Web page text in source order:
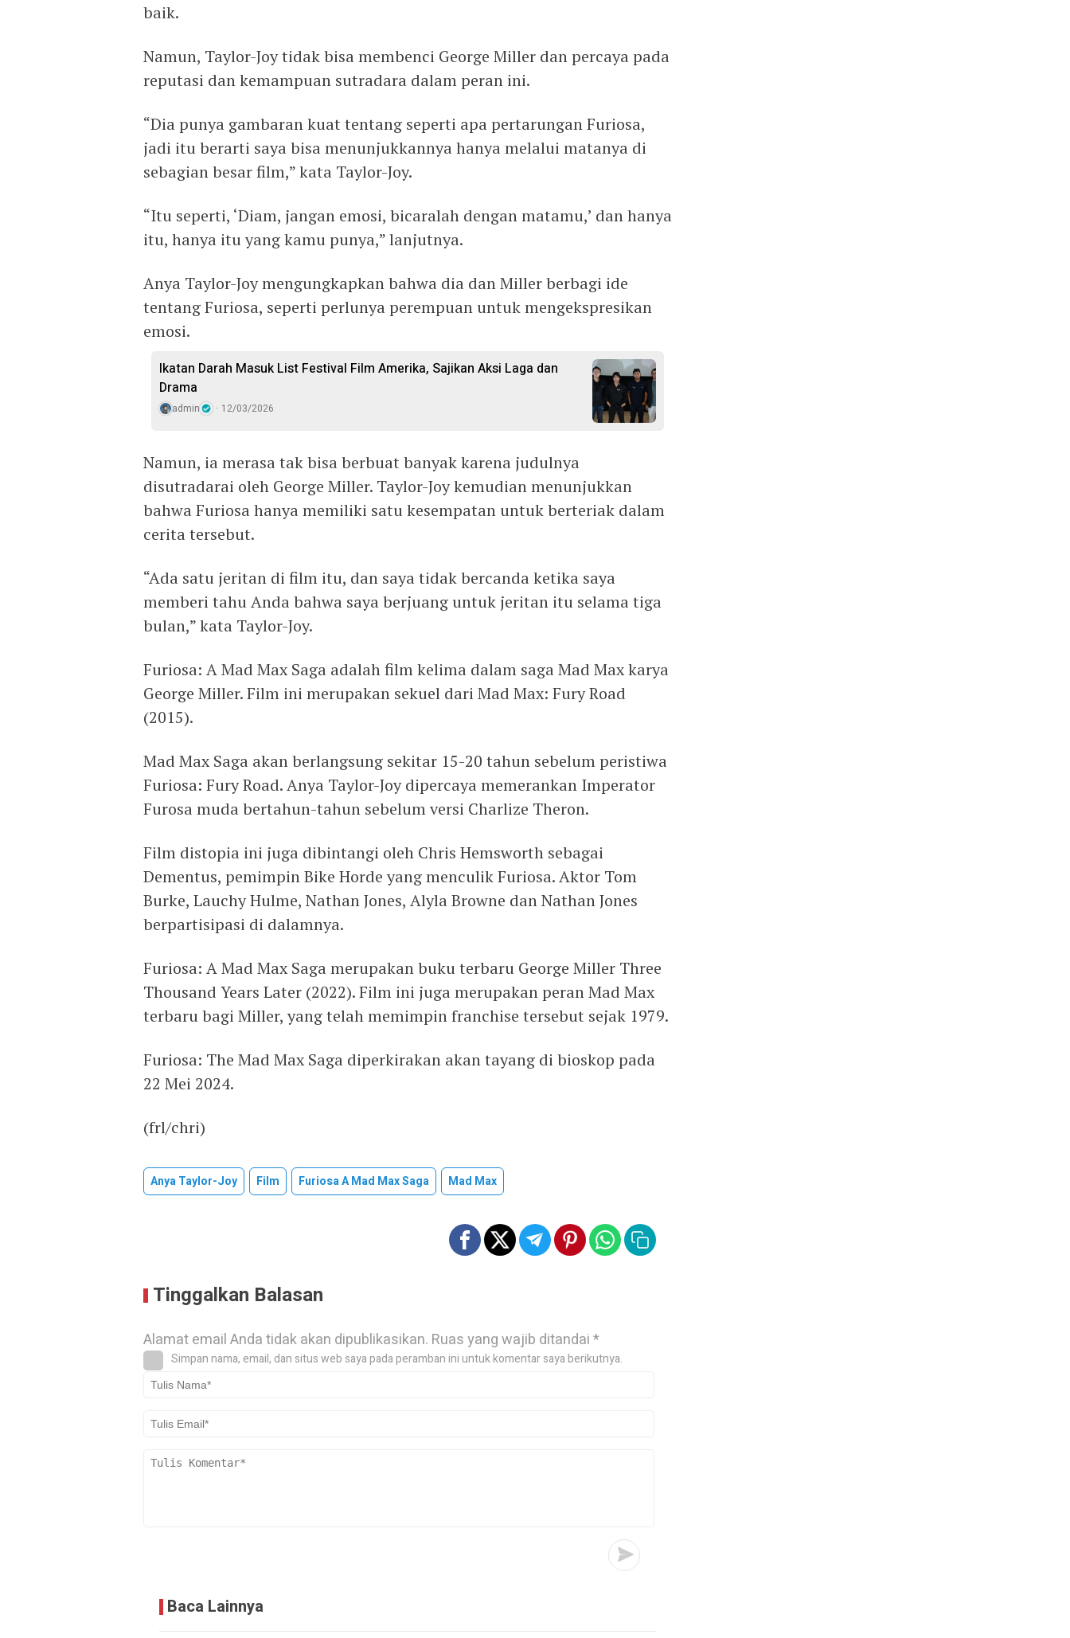
baik.
Namun, Taylor-Joy tidak bisa membenci George Miller dan percaya pada
reputasi dan kemampuan sutradara dalam peran ini.
“Dia punya gambaran kuat tentang seperti apa pertarungan Furiosa,
jadi itu berarti saya bisa menunjukkannya hanya melalui matanya di
sebagian besar film,” kata Taylor-Joy.
“Itu seperti, ‘Diam, jangan emosi, bicaralah dengan matamu,’ dan hanya
itu, hanya itu yang kamu punya,” lanjutnya.
Anya Taylor-Joy mengungkapkan bahwa dia dan Miller berbagi ide
tentang Furiosa, seperti perlunya perempuan untuk mengekspresikan
emosi.
Ikatan Darah Masuk List Festival Film Amerika, Sajikan Aksi Laga dan
Drama
admin 12/03/2026
Namun, ia merasa tak bisa berbuat banyak karena judulnya
disutradarai oleh George Miller. Taylor-Joy kemudian menunjukkan
bahwa Furiosa hanya memiliki satu kesempatan untuk berteriak dalam
cerita tersebut.
“Ada satu jeritan di film itu, dan saya tidak bercanda ketika saya
memberi tahu Anda bahwa saya berjuang untuk jeritan itu selama tiga
bulan,” kata Taylor-Joy.
Furiosa: A Mad Max Saga adalah film kelima dalam saga Mad Max karya
George Miller. Film ini merupakan sekuel dari Mad Max: Fury Road
(2015).
Mad Max Saga akan berlangsung sekitar 15-20 tahun sebelum peristiwa
Furiosa: Fury Road. Anya Taylor-Joy dipercaya memerankan Imperator
Furosa muda bertahun-tahun sebelum versi Charlize Theron.
Film distopia ini juga dibintangi oleh Chris Hemsworth sebagai
Dementus, pemimpin Bike Horde yang menculik Furiosa. Aktor Tom
Burke, Lauchy Hulme, Nathan Jones, Alyla Browne dan Nathan Jones
berpartisipasi di dalamnya.
Furiosa: A Mad Max Saga merupakan buku terbaru George Miller Three
Thousand Years Later (2022). Film ini juga merupakan peran Mad Max
terbaru bagi Miller, yang telah memimpin franchise tersebut sejak 1979.
Furiosa: The Mad Max Saga diperkirakan akan tayang di bioskop pada
22 Mei 2024.
(frl/chri)
Anya Taylor-Joy Film Furiosa A Mad Max Saga Mad Max
Tinggalkan Balasan
Alamat email Anda tidak akan dipublikasikan. Ruas yang wajib ditandai*
Simpan nama, email, dan situs web saya pada peramban ini untuk komentar saya berikutnya.
Baca Lainnya